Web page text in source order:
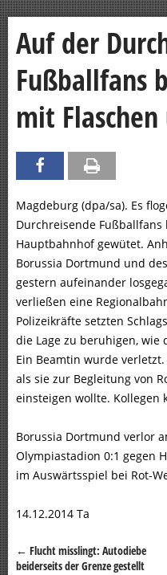
Auf der
Fußballfans
mit
Magdeburg (dpa/sa). Es
Durchreisende
Hauptbahnhof gewütet.
Borussia Dortmund und
gestern aufeinander
verließen eine
Polizeikräfte setzten
die Lage zu beruhigen,
Ein Beamtin wurde
als sie zur Begleitung von
einsteigen wollte. Kollegen
Borussia Dortmund verlor
Olympiastadion 0:1 gegen
im Auswärtsspiel bei Rot-
14.12.2014 Ta
Beitragsnavigation
← Flucht misslingt: Autodiebe
beiderseits der Grenze gestellt